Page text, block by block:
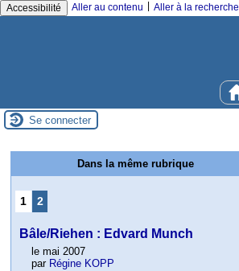
Accessibilité Aller au contenu Aller à la recherche
Se connecter
Dans la même rubrique
1 2
Bâle/Riehen : Edvard Munch
le mai 2007
par Régine KOPP